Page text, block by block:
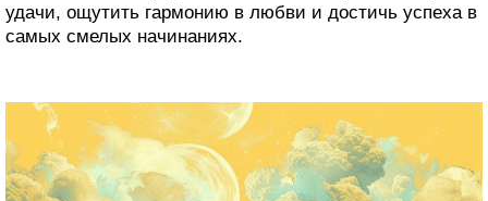
удачи, ощутить гармонию в любви и достичь успеха в
самых смелых начинаниях.